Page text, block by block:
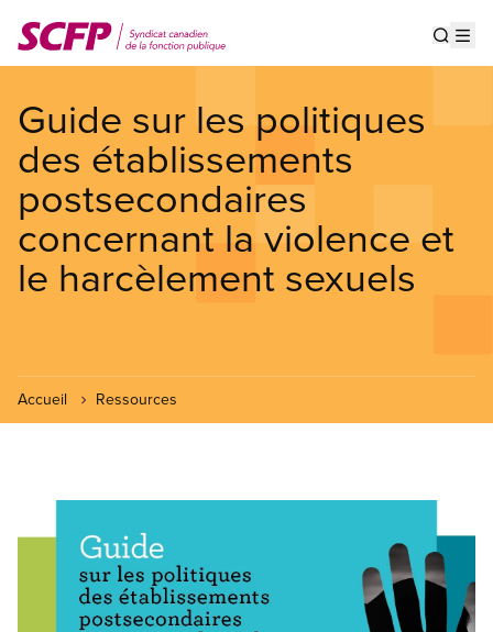
au
contenu
Guide sur les politiques
des établissements
postsecondaires
concernant la violence et
le harcèlement sexuels
Accueil Ressources
Image